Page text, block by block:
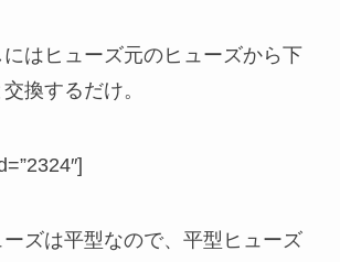
はヒューズ元のヒューズから下
換するだけ。
ズは平型なので、平型ヒューズ